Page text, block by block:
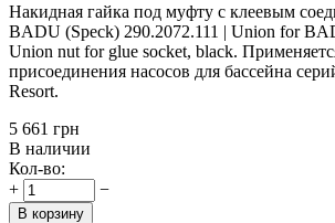
Накидная гайка под муфту с клеевым
BADU (Speck) 290.2072.111 | Union for
Union nut for glue socket, black.
присоединения насосов для бассейна
Resort.
‍5 661‍ грн
В наличии
Кол-во:
+
−
В корзину